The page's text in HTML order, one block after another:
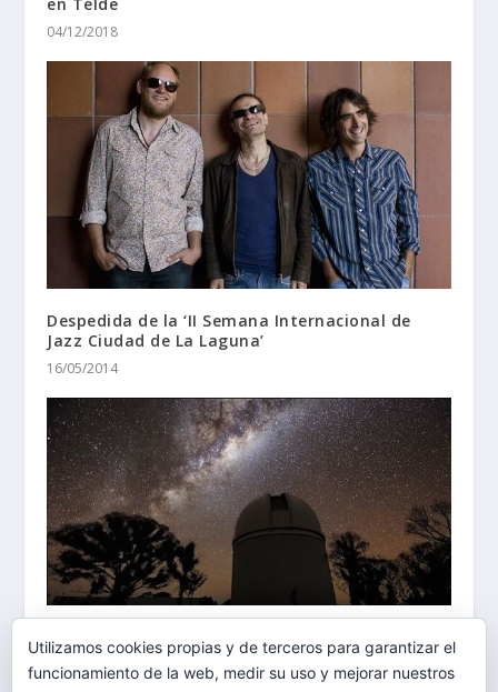
04/12/2018
Despedida de la ‘II Semana Internacional de
Jazz Ciudad de La Laguna’
16/05/2014
Álex Cherney gana el Concurso de
Astrofotografía del Starmus Festival
19/08/2014
Utilizamos cookies propias y de terceros para garantizar el
funcionamiento de la web, medir su uso y mejorar nuestros